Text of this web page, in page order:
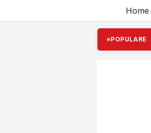
to
Home
POPULARE